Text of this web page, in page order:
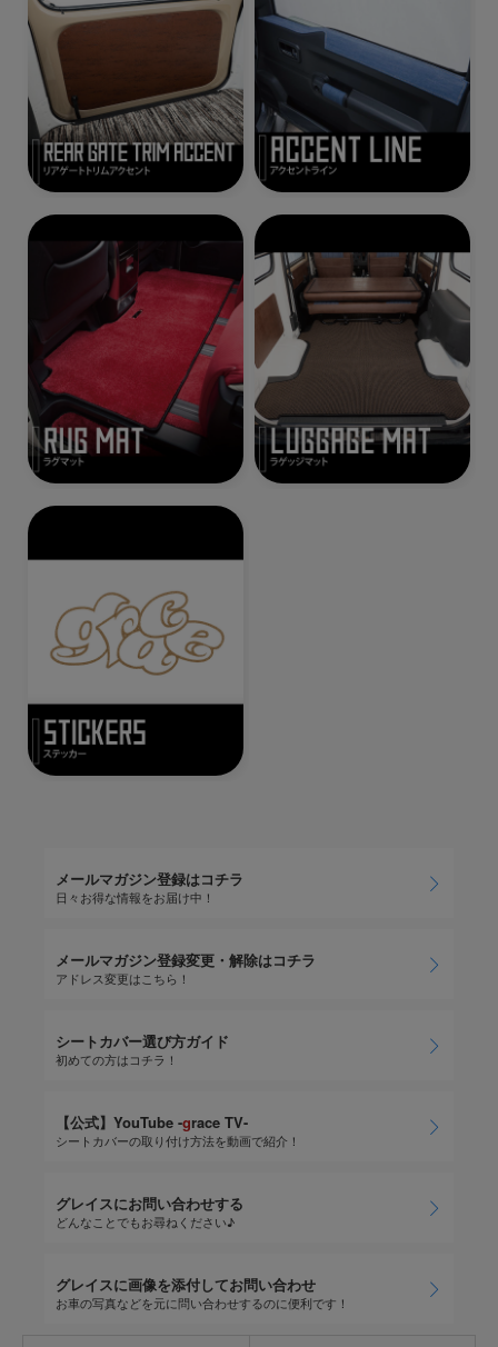
メールマガジン登録はコチラ
日々お得な情報をお届け中！
メールマガジン登録変更・解除はコチラ
アドレス変更はこちら！
シートカバー選び方ガイド
初めての方はコチラ！
【公式】YouTube -grace TV-
シートカバーの取り付け方法を動画で紹介！
グレイスにお問い合わせする
どんなことでもお尋ねください♪
グレイスに画像を添付してお問い合わせ
お車の写真などを元に問い合わせするのに便利です！